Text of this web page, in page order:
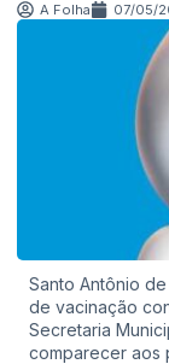
A Folha 07/05/
Santo Antônio
de vacinação
Secretaria
comparecer aos